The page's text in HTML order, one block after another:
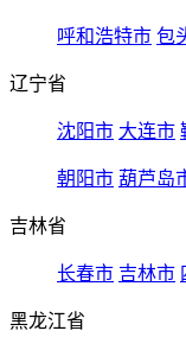
呼和浩特市 包
辽宁省
沈阳市 大连市
朝阳市 葫芦岛
吉林省
长春市 吉林市
黑龙江省